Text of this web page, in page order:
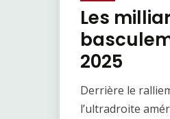
Les
2025
Derrière le
l’ultradroite